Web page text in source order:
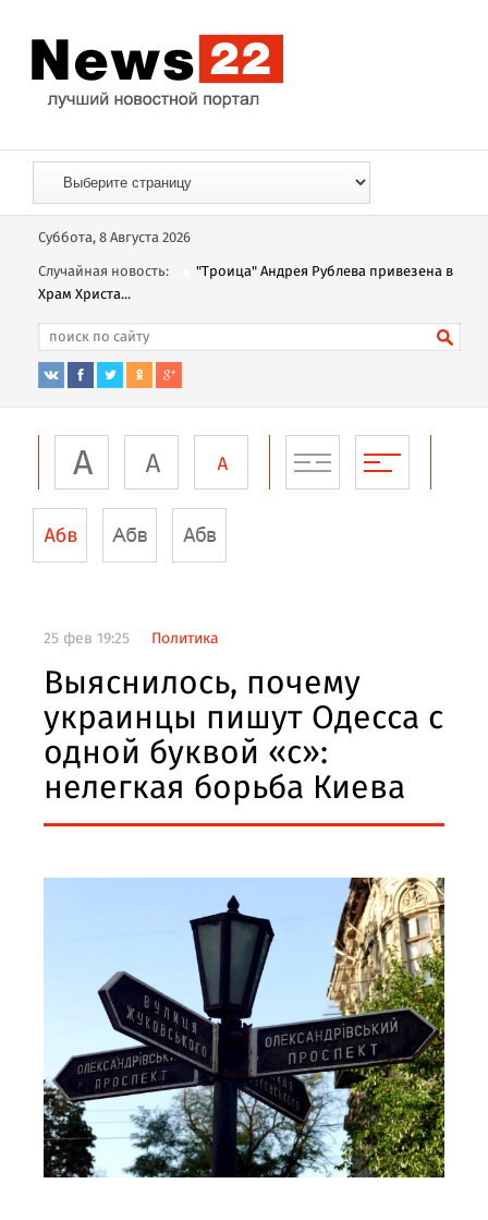
Суббота, 8 Августа 2026
Случайная новость:
"Троица" Андрея Рублева привезена в
Храм Христа...
25 фев 19:25 Политика
Выяснилось, почему
украинцы пишут Одесса с
одной буквой «с»:
нелегкая борьба Киева